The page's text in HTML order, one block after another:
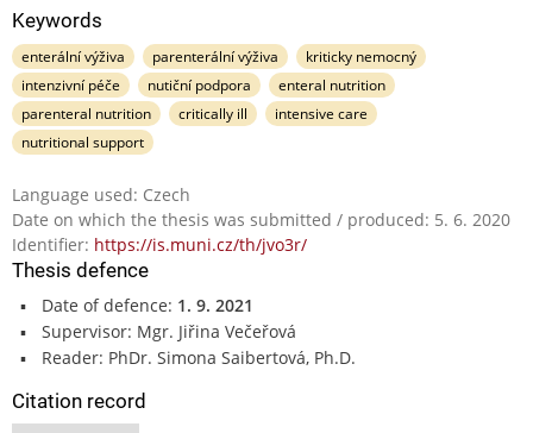
Keywords
enterální výživa parenterální výživa
kriticky nemocný
intenzivní péče
nutiční podpora
enteral nutrition
parenteral nutrition
critically ill
intensive care
nutritional support
Language used: Czech
Date on which the thesis was submitted / produced: 5. 6. 2020
Identifier: https://is.muni.cz/th/jvo3r/
Thesis defence
Date of defence: 1. 9. 2021
Supervisor: Mgr. Jiřina Večeřová
Reader: PhDr. Simona Saibertová, Ph.D.
Citation record